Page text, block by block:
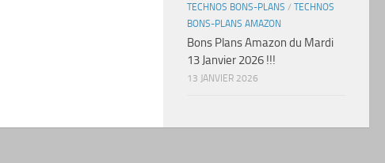
TECHNOS BONS-PLANS / TECHNOS
BONS-PLANS AMAZON
Bons Plans Amazon du Mardi
13 Janvier 2026 !!!
13 JANVIER 2026